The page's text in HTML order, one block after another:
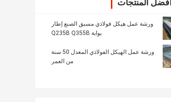
أفضل المنتجات
ورشة عمل هيكل فولاذي مسبق الصنع إطار
بوابة Q235B Q355B
ورشة عمل الهيكل الفولاذي المعدل 50 سنة
من العمر